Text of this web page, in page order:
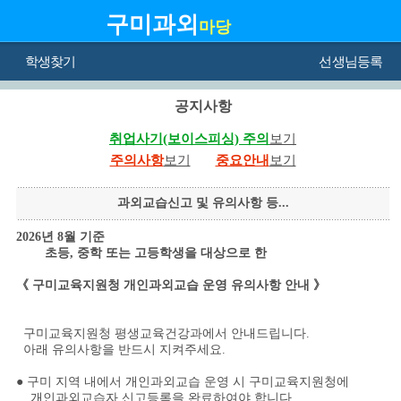
구미과외 마당
학생찾기 선생님등록
공지사항
취업사기(보이스피싱) 주의 보기
주의사항보기 중요안내 보기
과외교습신고 및 유의사항 등...
2026년 8월 기준
초등, 중학 또는 고등학생을 대상으로 한
《 구미교육지원청 개인과외교습 운영 유의사항안내 》
구미교육지원청 평생교육건강과에서 안내드립니다.
아래 유의사항을 반드시 지켜주세요.
● 구미 지역 내에서 개인과외교습 운영 시 구미교육지원청에
개인과외교습자 신고등록을 완료하여야 합니다.